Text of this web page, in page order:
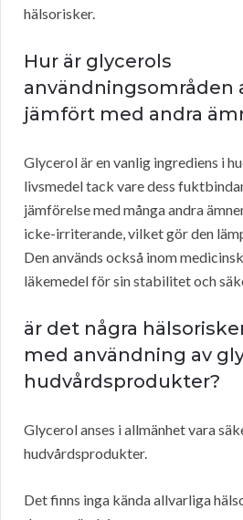
hälsorisker.
Hur är glycerols
användningsområden
jämfört med andra
Glycerol är en vanlig ingrediens i
livsmedel tack vare dess
jämförelse med många andra
icke-irriterande, vilket gör den
Den används också inom
läkemedel för sin stabilitet och
är det några
med användning av
hudvårdsprodukter?
Glycerol anses i allmänhet vara
hudvårdsprodukter.
Det finns inga kända allvarliga